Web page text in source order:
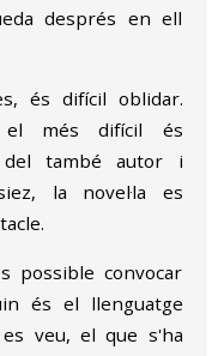
després en ell
és difícil oblidar.
el més difícil és
del també autor i
la novel·la es
possible convocar
és el llenguatge
veu, el que s'ha